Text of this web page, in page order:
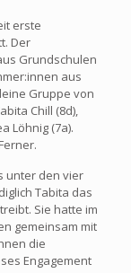
erste
Der
Grundschulen
aus
Gruppe von
Chill (8d),
Löhnig (7a).
unter den vier
Tabita das
Sie hatte im
gemeinsam mit
die
Engagement